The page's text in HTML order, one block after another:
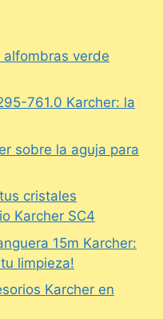
alfombras verde
761.0 Karcher: la
sobre la aguja para
cristales
Karcher SC4
15m Karcher:
limpieza!
Karcher en